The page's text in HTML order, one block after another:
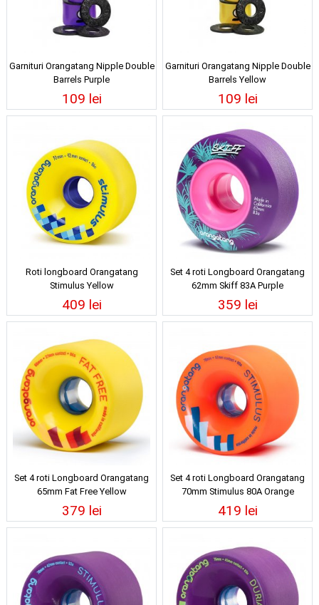
Garnituri Orangatang Nipple Double
Barrels Purple
109 lei
Garnituri Orangatang Nipple Double
Barrels Yellow
109 lei
Roti longboard Orangatang
Stimulus Yellow
409 lei
Set 4 roti Longboard Orangatang
62mm Skiff 83A Purple
359 lei
Set 4 roti Longboard Orangatang
65mm Fat Free Yellow
379 lei
Set 4 roti Longboard Orangatang
70mm Stimulus 80A Orange
419 lei